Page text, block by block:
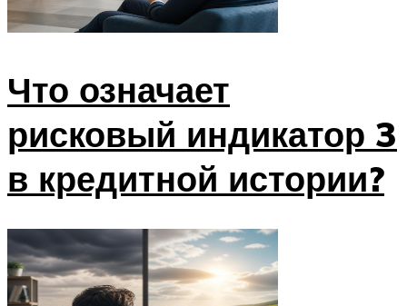
Что означает
рисковый индикатор 3
в кредитной истории?